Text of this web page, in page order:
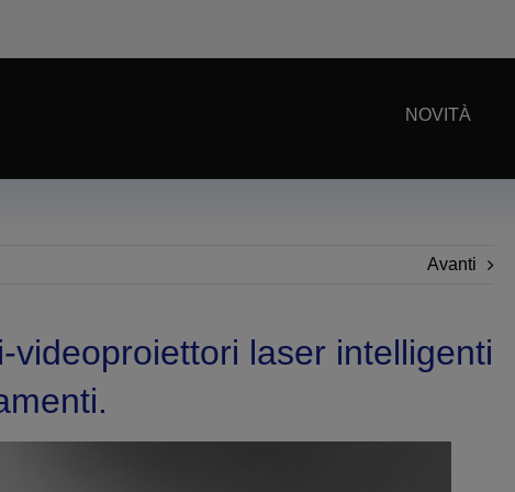
NOVITÀ
Avanti
laser intelligenti